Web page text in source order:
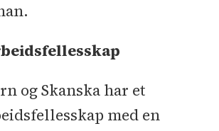
og Skanska har et
med en